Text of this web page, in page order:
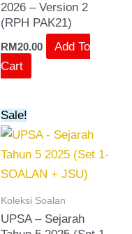
2026 – Version 2
(RPH PAK21)
RM20.00
Add To
Cart
Sale!
Koleksi Soalan
UPSA – Sejarah
was:
RM18.00.
is:
RM15.00.